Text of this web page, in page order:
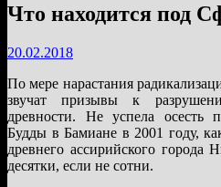
Что находится под
20.02.2018
По мере нарастания
звучат призывы к
древности. Не успела осесть
Будды в Бамиане в 2001 году,
древнего ассирийского
десятки, если не сотни.